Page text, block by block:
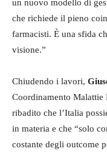
un nuovo modello di
che richiede il pieno
farmacisti. È una sfida
visione.”
Chiudendo i lavori,
Coordinamento Malattie
ribadito che l’Italia
in materia e che “solo
costante degli outcome